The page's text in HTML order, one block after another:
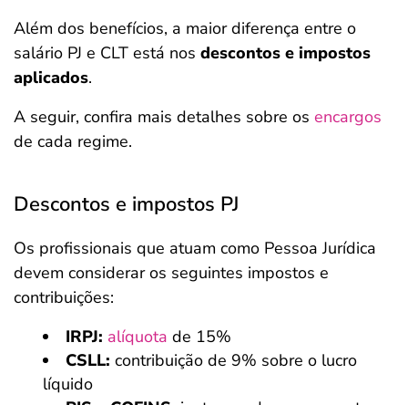
Além dos benefícios, a maior diferença entre o
salário PJ e CLT está nos descontos e impostos
aplicados.
A seguir, confira mais detalhes sobre os encargos
de cada regime.
Descontos e impostos PJ
Os profissionais que atuam como Pessoa Jurídica
devem considerar os seguintes impostos e
contribuições:
IRPJ: alíquota de 15%
CSLL: contribuição de 9% sobre o lucro
líquido